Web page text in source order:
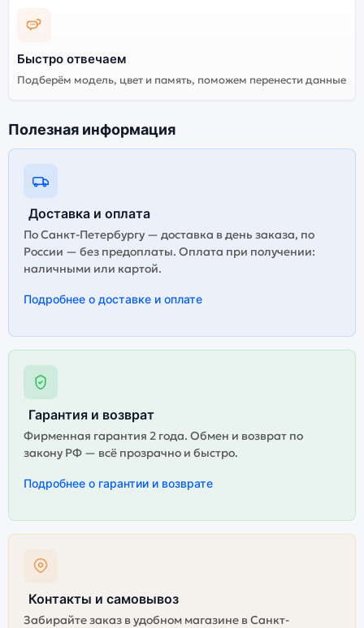
Быстро отвечаем
Подберём модель, цвет и память, поможем перенести данные
Полезная информация
Доставка и оплата
По Санкт-Петербургу — доставка в день заказа, по
России — без предоплаты. Оплата при получении:
наличными или картой.
Подробнее о доставке и оплате
Гарантия и возврат
Фирменная гарантия 2 года. Обмен и возврат по
закону РФ — всё прозрачно и быстро.
Подробнее о гарантии и возврате
Контакты и самовывоз
Забирайте заказ в удобном магазине в Санкт-